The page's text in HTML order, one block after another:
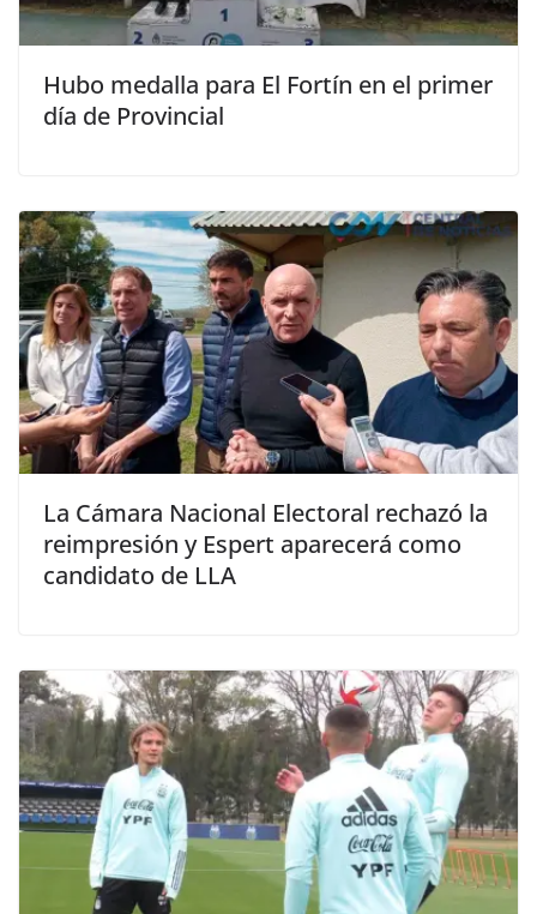
Hubo medalla para El Fortín en el primer
día de Provincial
La Cámara Nacional Electoral rechazó la
reimpresión y Espert aparecerá como
candidato de LLA